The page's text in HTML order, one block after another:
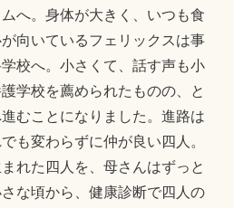
へ。身体が大きく、いつも食
向いているフェリックスは事
校へ。小さくて、話す声も小
学校を薦められたものの、と
むことになりました。進路は
も変わらずに仲が良い四人。
れた四人を、母さんはずっと
な頃から、健康診断で四人の